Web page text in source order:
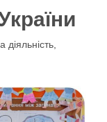
діяльність,